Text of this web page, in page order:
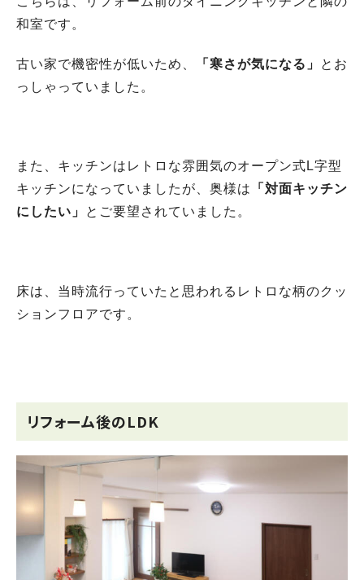
和室です。
古い家で機密性が低いため、 「寒さが気になる」
とお
っしゃっていました。
また、キッチンはレトロな雰囲気のオープン式L字型
キッチンになっていましたが、奥様は
「対面キッチン
にしたい」
とご要望されていました。
床は、当時流行っていたと思われるレトロな柄のクッ
ションフロアです。
リフォーム後のLDK